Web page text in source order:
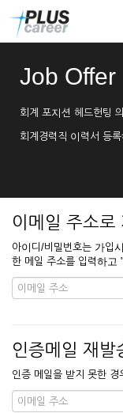
Job Offer
회계 포지션 헤드헌팅
회계경력직 이력서 등
이메일 주소로
아이디/비밀번호는 가입
한 메일 주소를 입력하
인증메일 재발
인증 메일을 받지 못한